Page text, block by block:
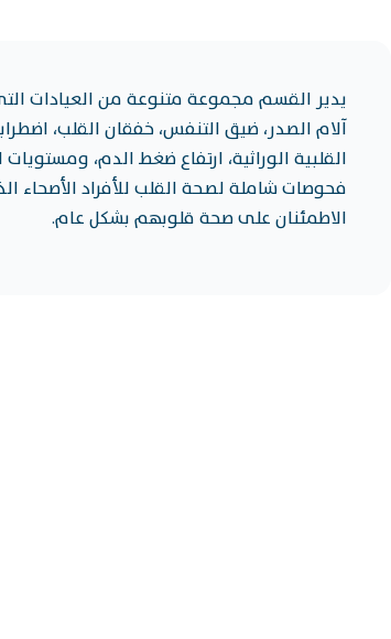
يدير القسم مجموعة متنوعة من العيادات
آلام الصدر، ضيق التنفس، خفقان القلب،
القلبية الوراثية، ارتفاع ضغط الدم،
فحوصات شاملة لصحة القلب للأفراد الأصحاء
الاطمئنان على صحة قلوبهم بشكل عام.